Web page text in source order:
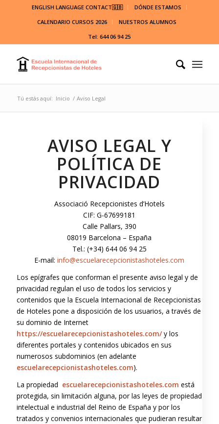
ENGLISH LANGUAGE CONTACT🇬🇧
DÓNDE ESTAMOS
CALENDARIO CURSOS 2026
NUESTROS ALUMNOS
Tel: 644 06 94 25
Tú estás aquí: Inicio / Aviso Legal
AVISO LEGAL Y
POLÍTICA DE
PRIVACIDAD
Associació Recepcionistes d’Hotels
CIF: G-67699181
Calle Pallars, 390
08019 Barcelona – España
Tel.: (+34) 644 06 94 25
E-mail:info@escuelarecepcionistashoteles.com
Los epígrafes que conforman el presente aviso legal y de
privacidad regulan el uso de todos los servicios y
contenidos que la Escuela Internacional de Recepcionistas
de Hoteles pone a disposición de los usuarios, a través de
su dominio de Internet
https://escuelarecepcionistashoteles.com/y los
diferentes portales y contenidos ubicados en sus
numerosos subdominios (en adelante
escuelarecepcionistashoteles.com).
La propiedad escuelarecepcionistashoteles.com está
protegida, sin limitación alguna, por las leyes de propiedad
intelectual e industrial del Reino de España y por los
tratados y convenios internacionales que pudieran resultar